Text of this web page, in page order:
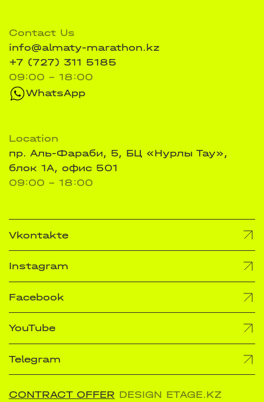
Contact Us
info@almaty-marathon.kz
+7 (727) 311 5185
09:00 - 18:00
WhatsApp
Location
пр. Аль-Фараби, 5, БЦ «Нурлы Тау»,
блок 1А, офис 501
09:00 - 18:00
Vkontakte
Instagram
Facebook
YouTube
Telegram
CONTRACT OFFER DESIGN ETAGE.KZ